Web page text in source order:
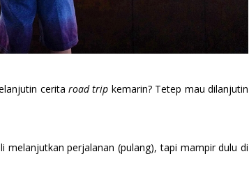
cerita road trip kemarin? Tetep mau dilanjutin
melanjutkan perjalanan (pulang), tapi mampir dulu di